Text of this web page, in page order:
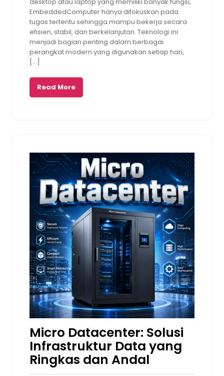
desktop atau laptop yang memiliki banyak fungsi,
EmbeddedComputer hanya difokuskan pada
tugas tertentu sehingga mampu bekerja secara
efisien, stabil, dan berkelanjutan. Teknologi ini
menjadi bagian penting dalam berbagai
perangkat modern yang digunakan setiap hari,
[…]
Read More
Micro Datacenter: Solusi
Infrastruktur Data yang
Ringkas dan Andal